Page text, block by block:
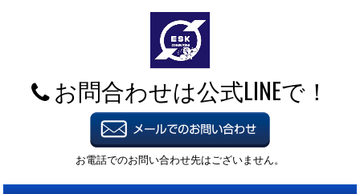
お問合わせは公式LINEで！
お電話でのお問い合わせ先はございません。